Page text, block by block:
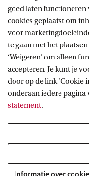
Parkeerplaatsen
Bij de
zich
Binnen de
Amsterdamse
mindervalide
parkeren op alle
parkeren geldt.
goed laten functioneren
cookies geplaatst om
voor
te gaan met het
‘Weigeren’ om alleen
accepteren. Je kunt je
door op de link ‘Cookie
onderaan iedere pagina
statement.
Informatie over